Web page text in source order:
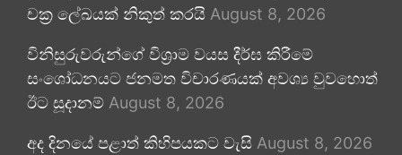
චක්‍ර ලේඛයක් නිකුත් කරයි August 8, 2026
විනිසුරුවරුන්ගේ විශ්‍රාම වයස දීර්ඝ කිරීමේ
සංශෝධනයට ජනමත විචාරණයක් අවශ්‍ය වුවහොත්
ඊට සූදානම් August 8, 2026
අද දිනයේ පළාත් කිහිපයකට වැසි August 8, 2026